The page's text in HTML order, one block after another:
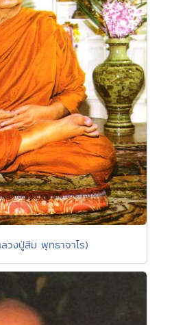
วงปู่สิม พุทธาจาโร)